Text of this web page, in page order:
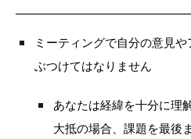
ミーティングで自分の意見
ぶつけてはなりません
あなたは経緯を十分に理
大抵の場合、課題を最後